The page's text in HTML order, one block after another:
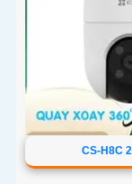
CS-H8C